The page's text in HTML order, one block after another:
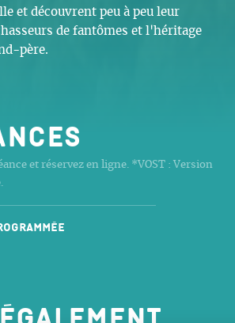
et découvrent peu à peu leur
de fantômes et l'héritage
père.
et réservez en ligne. *VOST : Version